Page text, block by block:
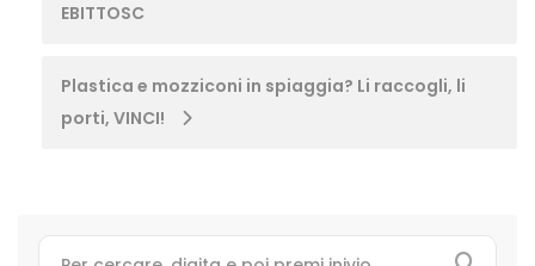
navigation
EBITTOSC
Plastica e mozziconi in spiaggia? Li raccogli, li
porti, VINCI!